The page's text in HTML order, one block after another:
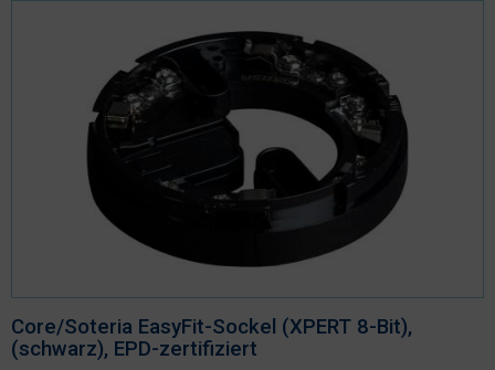
Core/Soteria EasyFit-Sockel (XPERT 8-Bit),
(schwarz), EPD-zertifiziert